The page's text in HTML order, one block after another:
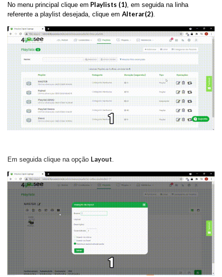
No menu principal clique em Playlists (1), em seguida na linha
referente a playlist desejada, clique em Alterar(2).
Em seguida clique na opção Layout.